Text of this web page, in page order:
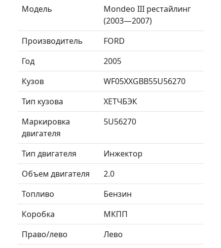
Модель
Mondeo III рестайлинг
(2003—2007)
Производитель
FORD
Год
2005
Кузов
WF05XXGBB55U56270
Тип кузова
ХЕТЧБЭК
Маркировка
двигателя
5U56270
Тип двигателя
Инжектор
Объем двигателя
2.0
Топливо
Бензин
Коробка
МКПП
Право/лево
Лево